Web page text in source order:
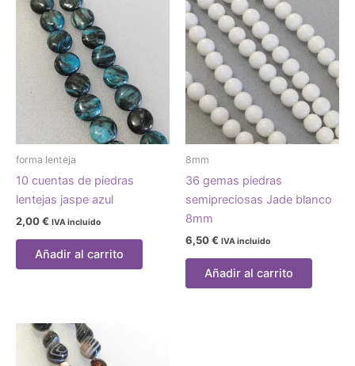
forma lenteja
10 cuentas de piedras
lentejas jaspe azul
2,00€ IVA incluido
Añadir al carrito
8mm
36 gemas piedras
semipreciosas Jade blanco
8mm
6,50€ IVA incluido
Añadir al carrito